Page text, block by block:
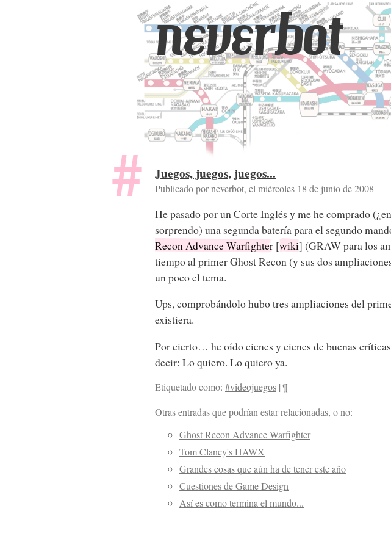
neverbot
Juegos, juegos, juegos...
Publicado por neverbot, el miércoles 18 de junio de 2008
He pasado por un Corte Inglés y me he comprado
sorprendo) una segunda batería para el segundo
Recon Advance Warfighter [wiki] (GRAW para los
tiempo al primer Ghost Recon (y sus dos
un poco el tema.
Ups, comprobándolo hubo tres ampliaciones del
existiera.
Por cierto… he oído cienes y cienes de buenas
decir: Lo quiero. Lo quiero ya.
Etiquetado como: #videojuegos |¶
Otras entradas que podrían estar relacionadas, o no:
Ghost Recon Advance Warfighter
Tom Clancy's HAWX
Grandes cosas que aún ha de tener este año
Cuestiones de Game Design
Así es como termina el mundo...